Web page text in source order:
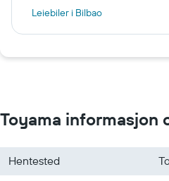
Leiebiler i Bilbao
Leiebiler i Burgas
Toyama informasjon
Hentested